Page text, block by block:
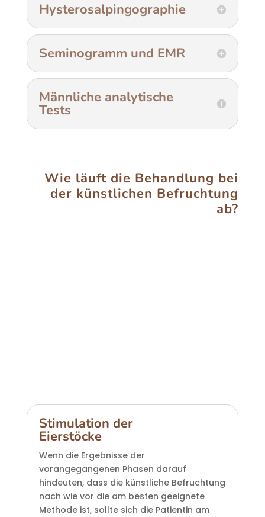
Hysterosalpingographie
Seminogramm und EMR
Männliche analytische
Tests
Wie läuft die Behandlung bei
der künstlichen Befruchtung
ab?
Stimulation der
Eierstöcke
Wenn die Ergebnisse der
vorangegangenen Phasen darauf
hindeuten, dass die künstliche Befruchtung
nach wie vor die am besten geeignete
Methode ist, sollte sich die Patientin am